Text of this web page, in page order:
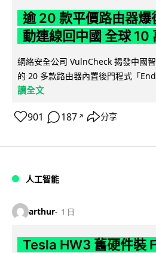
逾 20 款平價路由器爆
動連線回中國 全球 10
網絡安全公司 VulnCheck 揭發中國
的 20 多款路由器內置後門程式「
讀全文
901 187 ↗ 分享
人工智能
arthur 1 日
Tesla HW3 舊硬件裝